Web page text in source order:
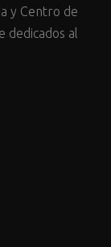
y Centro de
dedicados al